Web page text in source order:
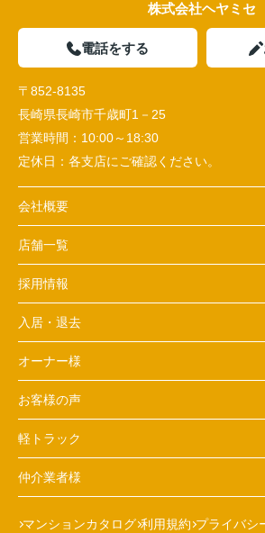
株式会社ヘヤミセ
電話をする
〒852-8135
長崎県長崎市千歳町1－25
営業時間： 10:00～18:30
定休日： 各支店にご確認ください。
会社概要
店舗一覧
採用情報
入居・退去
オーナー様
お客様の声
軽トラック
仲介業者様
マンションカタログ 利用規約 プライバシ